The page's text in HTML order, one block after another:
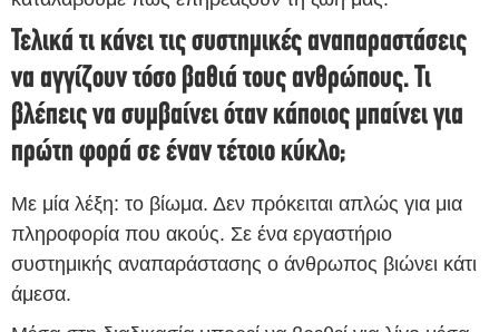
Τελικά τι κάνει τις συστημικές αναπαραστάσεις
να αγγίζουν τόσο βαθιά τους ανθρώπους. Τι
βλέπεις να συμβαίνει όταν κάποιος μπαίνει για
πρώτη φορά σε έναν τέτοιο κύκλο;
Με μία λέξη: το βίωμα. Δεν πρόκειται απλώς για μια
πληροφορία που ακούς. Σε ένα εργαστήριο
συστημικής αναπαράστασης ο άνθρωπος βιώνει κάτι
άμεσα.